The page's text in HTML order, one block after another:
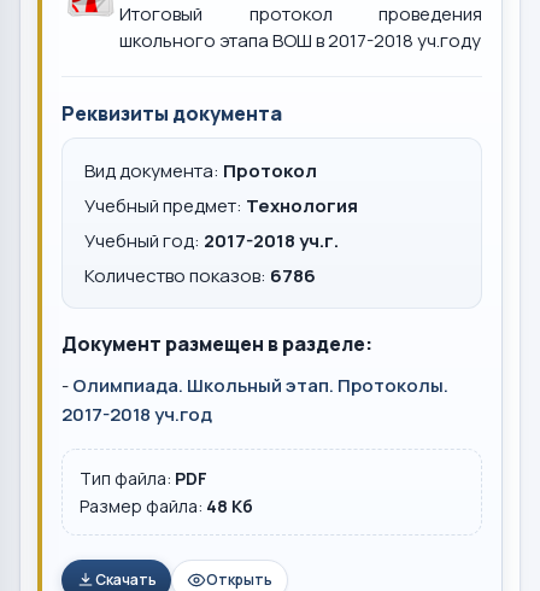
Итоговый протокол проведения
школьного этапа ВОШ в 2017-2018 уч.году
Реквизиты документа
Вид документа: Протокол
Учебный предмет: Технология
Учебный год: 2017-2018 уч.г.
Количество показов: 6786
Документ размещен в разделе:
-Олимпиада. Школьный этап. Протоколы.
2017-2018 уч.год
Тип файла: PDF
Размер файла: 48 Кб
Скачать Открыть